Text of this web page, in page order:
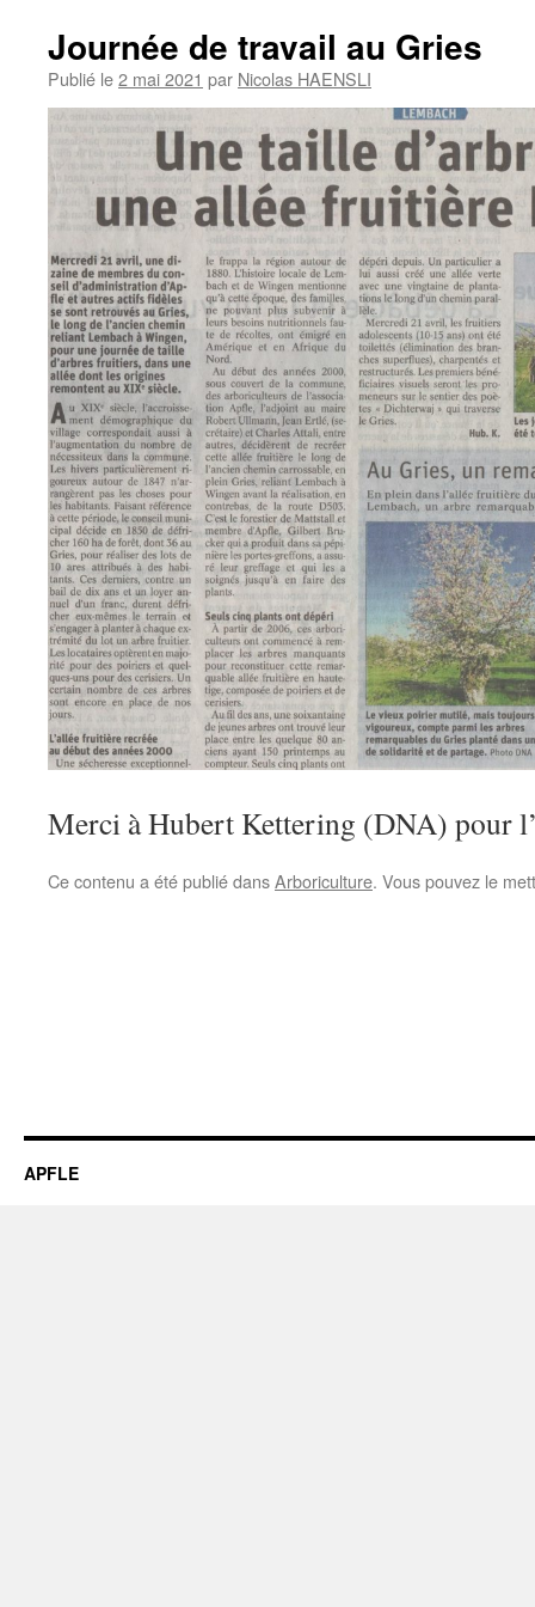
Journée de travail au Gries
Publié le2 mai 2021 par Nicolas HAENSLI
Merci à Hubert Kettering (DNA) pour
Ce contenu a été publié dansArboriculture. Vous pouvez le
APFLE